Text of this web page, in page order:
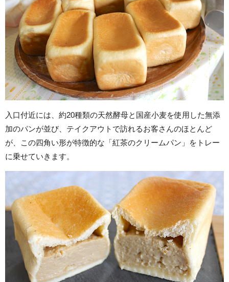
入口付近には、約20種類の天然酵母と国産小麦を使用した無添
加のパンが並び、テイクアウトで訪れるお客さんのほとんど
が、この四角い形が特徴的な「紅茶のクリームパン」をトレー
に乗せていきます。